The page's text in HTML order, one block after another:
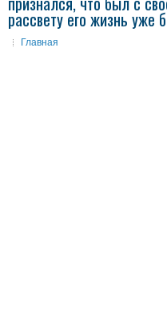
рассвету его жизнь уже
Главная